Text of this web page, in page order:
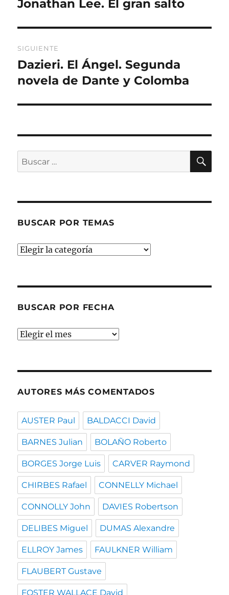
Entrada
Jonathan Lee. El gran salto
SIGUIENTE
Entrada
siguiente:
Dazieri. El Ángel. Segunda
novela de Dante y Colomba
Buscar
por:
BUSCAR POR TEMAS
Buscar
BUSCAR POR FECHA
Buscar
AUTORES MÁS COMENTADOS
AUSTER Paul BALDACCI David
BARNES Julian BOLAÑO Roberto
BORGES Jorge Luis CARVER Raymond
CHIRBES Rafael CONNELLY Michael
CONNOLLY John DAVIES Robertson
DELIBES Miguel DUMAS Alexandre
ELLROY James FAULKNER William
FLAUBERT Gustave
FOSTER WALLACE David